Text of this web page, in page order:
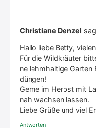
Christiane Denzel
Hal­lo lie­be Bet­ty,
Für die Wild­kräu­ter
ne lehm­hal­ti­ge Gar­ten
dün­gen!
Ger­ne im Herbst mit
nah wach­sen las­sen.
Lie­be Grü­ße und viel
Antworten